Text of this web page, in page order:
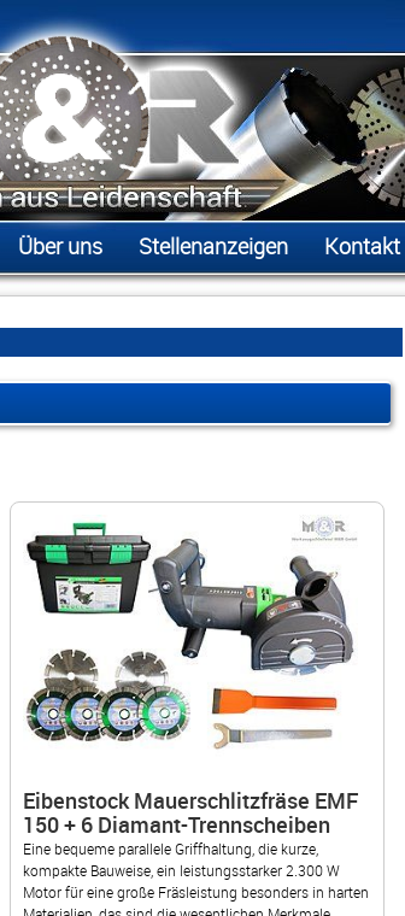
Über uns Stellenanzeigen Kontakt
Eibenstock Mauerschlitzfräse EMF
150 + 6 Diamant-Trennscheiben
Eine bequeme parallele Griffhaltung, die kurze,
kompakte Bauweise, ein leistungsstarker 2.300 W
Motor für eine große Fräsleistung besonders in harten